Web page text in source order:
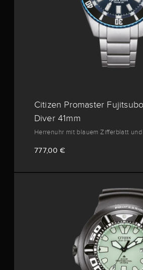
Citizen Promaster
Diver 41mm
Herrenuhr mit blauem Zifferblatt
777,00 €